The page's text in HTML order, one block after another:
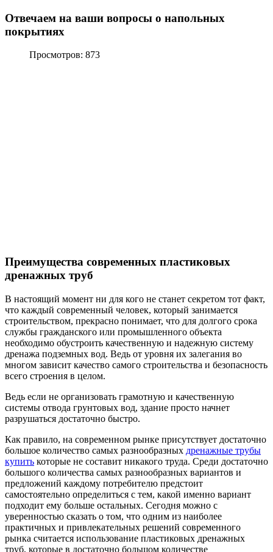
Отвечаем на ваши вопросы о напольных
покрытиях
Просмотров: 873
Преимущества современных пластиковых
дренажных труб
В настоящий момент ни для кого не станет секретом тот факт,
что каждый современный человек, который занимается
строительством, прекрасно понимает, что для долгого срока
службы гражданского или промышленного объекта
необходимо обустроить качественную и надежную систему
дренажа подземных вод. Ведь от уровня их залегания во
многом зависит качество самого строительства и безопасность
всего строения в целом.
Ведь если не организовать грамотную и качественную
системы отвода грунтовых вод, здание просто начнет
разрушаться достаточно быстро.
Как правило, на современном рынке присутствует достаточно
большое количество самых разнообразных дренажные трубы
купить которые не составит никакого труда. Среди достаточно
большого количества самых разнообразных вариантов и
предложений каждому потребителю предстоит
самостоятельно определиться с тем, какой именно вариант
подходит ему больше остальных. Сегодня можно с
уверенностью сказать о том, что одним из наиболее
практичных и привлекательных решений современного
рынка считается использование пластиковых дренажных
труб, которые в достаточно большом количестве